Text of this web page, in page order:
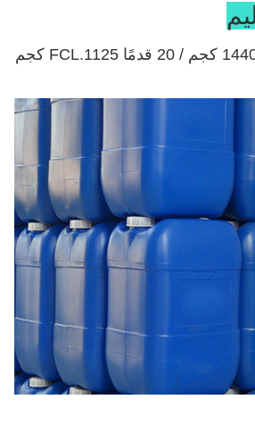
30 كجم / برميل ، 14400 كجم / 20 قدمًا FCL.1125 كجم